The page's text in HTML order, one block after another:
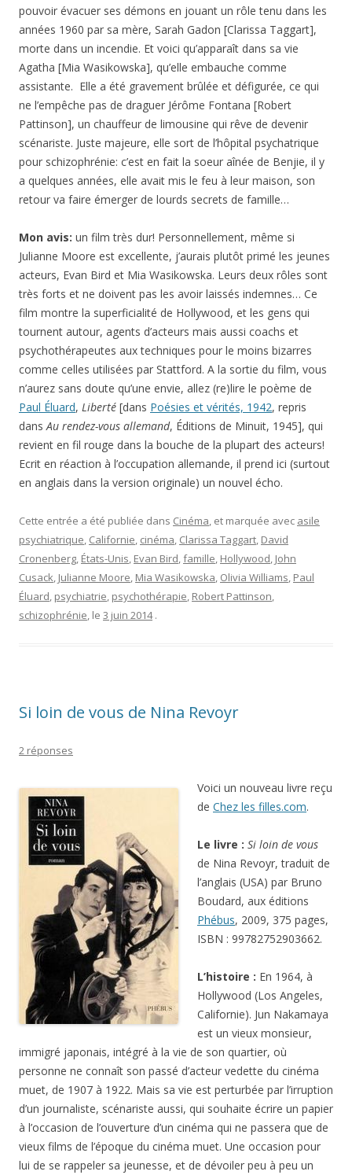
pouvoir évacuer ses démons en jouant un rôle tenu dans les
années 1960 par sa mère, Sarah Gadon [Clarissa Taggart],
morte dans un incendie. Et voici qu’apparaît dans sa vie
Agatha [Mia Wasikowska], qu’elle embauche comme
assistante. Elle a été gravement brûlée et défigurée, ce qui
ne l’empêche pas de draguer Jérôme Fontana [Robert
Pattinson], un chauffeur de limousine qui rêve de devenir
scénariste. Juste majeure, elle sort de l’hôpital psychatrique
pour schizophrénie: c’est en fait la soeur aînée de Benjie, il y
a quelques années, elle avait mis le feu à leur maison, son
retour va faire émerger de lourds secrets de famille…
Mon avis: un film très dur! Personnellement, même si
Julianne Moore est excellente, j’aurais plutôt primé les jeunes
acteurs, Evan Bird et Mia Wasikowska. Leurs deux rôles sont
très forts et ne doivent pas les avoir laissés indemnes… Ce
film montre la superficialité de Hollywood, et les gens qui
tournent autour, agents d’acteurs mais aussi coachs et
psychothérapeutes aux techniques pour le moins bizarres
comme celles utilisées par Stattford. A la sortie du film, vous
n’aurez sans doute qu’une envie, allez (re)lire le poème de
Paul Éluard, Liberté [dans Poésies et vérités, 1942, repris
dansAu rendez-vous allemand, Éditions de Minuit, 1945], qui
revient en fil rouge dans la bouche de la plupart des acteurs!
Ecrit en réaction à l’occupation allemande, il prend ici (surtout
en anglais dans la version originale) un nouvel écho.
Cette entrée a été publiée dans Cinéma, et marquée avec asile
psychiatrique, Californie, cinéma, Clarissa Taggart, David
Cronenberg, États-Unis, Evan Bird,famille, Hollywood, John
Cusack, Julianne Moore, Mia Wasikowska, Olivia Williams, Paul
Éluard, psychiatrie, psychothérapie, Robert Pattinson,
schizophrénie, le 3 juin 2014 .
Si loin de vous de Nina Revoyr
2 réponses
Voici un nouveau livre reçu
de Chez les filles.com.
Le livre : Si loin de vous
de Nina Revoyr, traduit de
l’anglais (USA) par Bruno
Boudard, aux éditions
Phébus, 2009, 375 pages,
ISBN : 99782752903662.
L’histoire : En 1964, à
Hollywood (Los Angeles,
Californie). Jun Nakamaya
est un vieux monsieur,
immigré japonais, intégré à la vie de son quartier, où
personne ne connaît son passé d’acteur vedette du cinéma
muet, de 1907 à 1922. Mais sa vie est perturbée par l’irruption
d’un journaliste, scénariste aussi, qui souhaite écrire un papier
à l’occasion de l’ouverture d’un cinéma qui ne passera que de
vieux films de l’époque du cinéma muet. Une occasion pour
lui de se rappeler sa jeunesse, et de dévoiler peu à peu un